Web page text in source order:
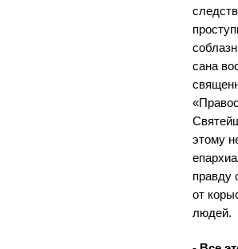
сана
этому
правду
от
людей.